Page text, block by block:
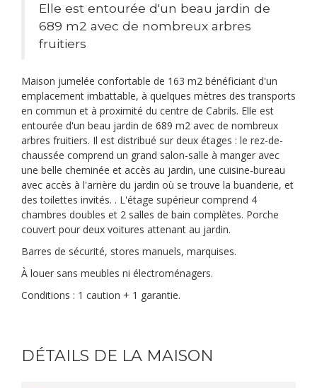
Elle est entourée d'un beau jardin de
689 m2 avec de nombreux arbres
fruitiers
Maison jumelée confortable de 163 m2 bénéficiant d'un
emplacement imbattable, à quelques mètres des transports
en commun et à proximité du centre de Cabrils. Elle est
entourée d'un beau jardin de 689 m2 avec de nombreux
arbres fruitiers. Il est distribué sur deux étages : le rez-de-
chaussée comprend un grand salon-salle à manger avec
une belle cheminée et accès au jardin, une cuisine-bureau
avec accès à l'arrière du jardin où se trouve la buanderie, et
des toilettes invités. . L'étage supérieur comprend 4
chambres doubles et 2 salles de bain complètes. Porche
couvert pour deux voitures attenant au jardin.
Barres de sécurité, stores manuels, marquises.
À louer sans meubles ni électroménagers.
Conditions : 1 caution + 1 garantie.
DÉTAILS DE LA MAISON